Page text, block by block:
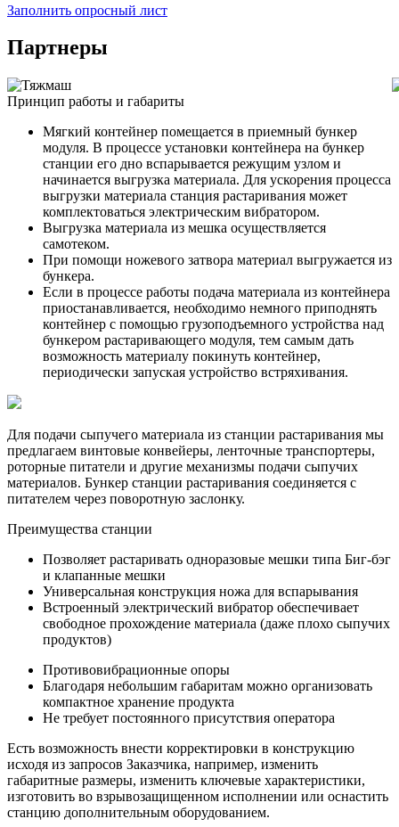
Заполнить опросный лист
Партнеры
Принцип работы и габариты
Мягкий контейнер помещается в приемный бункер
модуля. В процессе установки контейнера на бункер
станции его дно вспарывается режущим узлом и
начинается выгрузка материала. Для ускорения процесса
выгрузки материала станция растаривания может
комплектоваться электрическим вибратором.
Выгрузка материала из мешка осуществляется
самотеком.
При помощи ножевого затвора материал выгружается из
бункера.
Если в процессе работы подача материала из контейнера
приостанавливается, необходимо немного приподнять
контейнер с помощью грузоподъемного устройства над
бункером растаривающего модуля, тем самым дать
возможность материалу покинуть контейнер,
периодически запуская устройство встряхивания.
Для подачи сыпучего материала из станции растаривания мы
предлагаем винтовые конвейеры, ленточные транспортеры,
роторные питатели и другие механизмы подачи сыпучих
материалов. Бункер станции растаривания соединяется с
питателем через поворотную заслонку.
Преимущества станции
Позволяет растаривать одноразовые мешки типа Биг-бэг
и клапанные мешки
Универсальная конструкция ножа для вспарывания
Встроенный электрический вибратор обеспечивает
свободное прохождение материала (даже плохо сыпучих
продуктов)
Противовибрационные опоры
Благодаря небольшим габаритам можно организовать
компактное хранение продукта
Не требует постоянного присутствия оператора
Есть возможность внести корректировки в конструкцию
исходя из запросов Заказчика, например, изменить
габаритные размеры, изменить ключевые характеристики,
изготовить во взрывозащищенном исполнении или оснастить
станцию дополнительным оборудованием.